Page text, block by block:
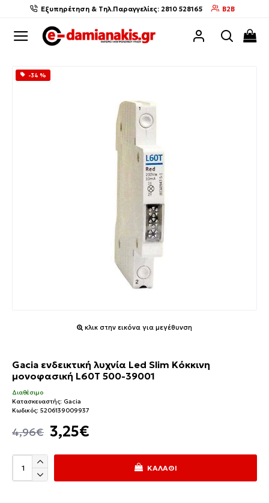
Εξυπηρέτηση & Τηλ.Παραγγελίες: 2810 528165 B2B
-34 %
κλικ στην εικόνα για μεγέθυνση
Gacia ενδεικτική λυχνία Led Slim Κόκκινη
μονοφασική L60T 500-39001
3,25€
4,96€
Διαθέσιμο
Κατασκευαστής: Gacia
Κωδικός: 5206139009937
ΚΑΛΆΘΙ